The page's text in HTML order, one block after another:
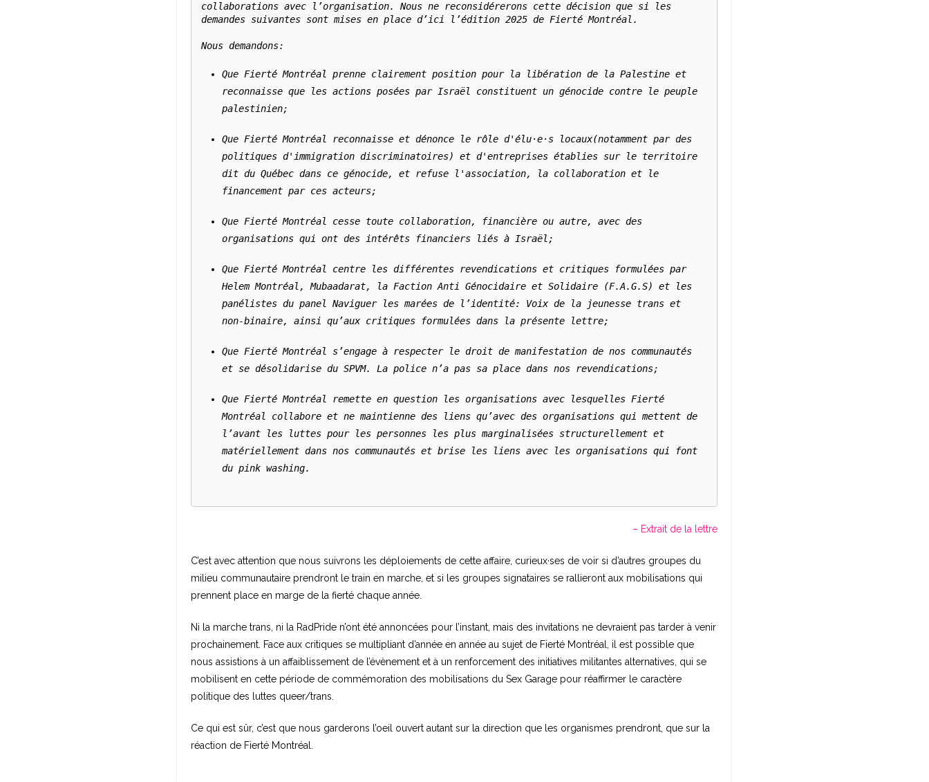
collaborations avec l’organisation. Nous ne reconsidérerons cette décision que si les
demandes suivantes sont mises en place d’ici l’édition 2025 de Fierté Montréal.
Que Fierté Montréal prenne clairement position pour la libération de la Palestine et
reconnaisse que les actions posées par Israël constituent un génocide contre le peuple
palestinien;
Que Fierté Montréal reconnaisse et dénonce le rôle d'élu·e·s locaux(notamment par des
politiques d'immigration discriminatoires) et d'entreprises établies sur le territoire
dit du Québec dans ce génocide, et refuse l'association, la collaboration et le
financement par ces acteurs;
Que Fierté Montréal cesse toute collaboration, financière ou autre, avec des
organisations qui ont des intérêts financiers liés à Israël;
Que Fierté Montréal centre les différentes revendications et critiques formulées par
Helem Montréal, Mubaadarat, la Faction Anti Génocidaire et Solidaire (F.A.G.S) et les
panélistes du panel Naviguer les marées de l’identité: Voix de la jeunesse trans et
non-binaire, ainsi qu’aux critiques formulées dans la présente lettre;
Que Fierté Montréal s’engage à respecter le droit de manifestation de nos communautés
et se désolidarise du SPVM. La police n’a pas sa place dans nos revendications;
Que Fierté Montréal remette en question les organisations avec lesquelles Fierté
Montréal collabore et ne maintienne des liens qu’avec des organisations qui mettent de
l’avant les luttes pour les personnes les plus marginalisées structurellement et
matériellement dans nos communautés et brise les liens avec les organisations qui font
du pink washing.
– Extrait de la lettre
C’est avec attention que nous suivrons les déploiements de cette affaire, curieux·ses de voir si d’autres groupes du
milieu communautaire prendront le train en marche, et si les groupes signataires se rallieront aux mobilisations qui
prennent place en marge de la fierté chaque année.
Ni la marche trans, ni la RadPride n’ont été annoncées pour l’instant, mais des invitations ne devraient pas tarder à venir
prochainement. Face aux critiques se multipliant d’année en année au sujet de Fierté Montréal, il est possible que
nous assistions à un affaiblissement de l’évènement et à un renforcement des initiatives militantes alternatives, qui se
mobilisent en cette période de commémoration des mobilisations du Sex Garage pour réaffirmer le caractère
politique des luttes queer/trans.
Ce qui est sûr, c’est que nous garderons l’oeil ouvert autant sur la direction que les organismes prendront, que sur la
réaction de Fierté Montréal.